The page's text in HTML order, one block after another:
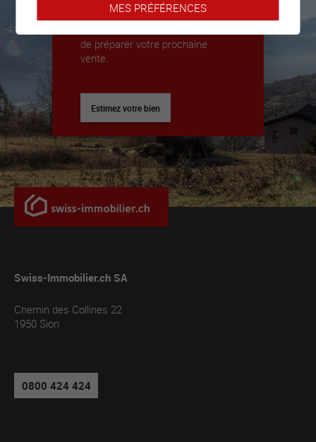
Nous déléguerons un expert pour
de préparer votre prochaine
vente.
Estimez votre bien
Swiss-Immobilier.ch SA
Chemin des Collines 22
1950 Sion
0800 424 424
MES PRÉFÉRENCES